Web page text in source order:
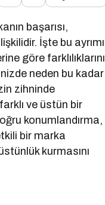
başarısı,
İşte bu ayrımı
göre farklılıklarını
neden bu kadar
zihninde
ve üstün bir
konumlandırma,
bir marka
kurmasını